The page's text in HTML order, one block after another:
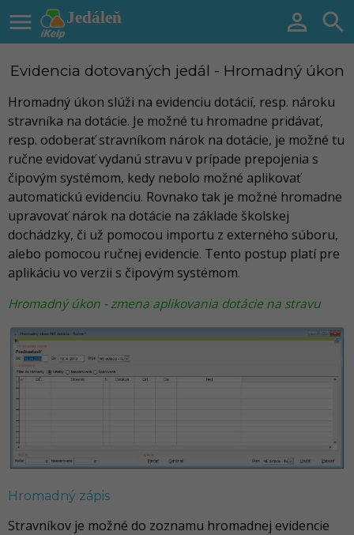
Jedáleň
  
Evidencia dotovaných jedál - Hromadný úkon
Hromadný úkon slúži na evidenciu dotácií, resp. nároku
stravníka na dotácie. Je možné tu hromadne pridávať,
resp. odoberať stravníkom nárok na dotácie, je možné tu
ručne evidovať vydanú stravu v prípade prepojenia s
čipovým systémom, kedy nebolo možné aplikovať
automatickú evidenciu. Rovnako tak je možné hromadne
upravovať nárok na dotácie na základe školskej
dochádzky, či už pomocou importu z externého súboru,
alebo pomocou ručnej evidencie. Tento postup platí pre
aplikáciu vo verzii s čipovým systémom.
Hromadný úkon - zmena aplikovania dotácie na stravu
Hromadný zápis
Stravníkov je možné do zoznamu hromadnej evidencie